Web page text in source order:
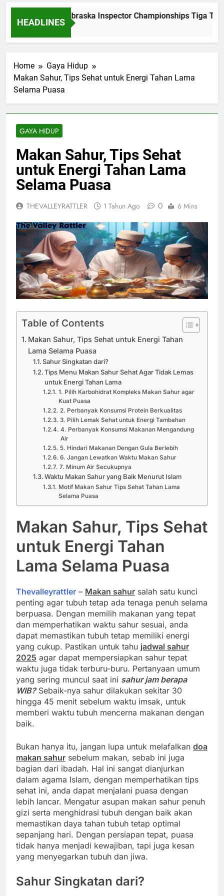
HEADLINES
Dominasi Nebraska Inspector Championships Tiga Tahun
2 Bulan Ago
Home
Gaya Hidup
Makan Sahur, Tips Sehat untuk Energi Tahan Lama
Selama Puasa
GAYA HIDUP
Makan Sahur, Tips Sehat
untuk Energi Tahan Lama
Selama Puasa
THEVALLEYRATTLER 1 Tahun Ago 0 6 Mins
Table of Contents
Makan Sahur, Tips Sehat untuk Energi Tahan
Lama Selama Puasa
Sahur Singkatan dari?
Tips Menu Makan Sahur Sehat Agar Tidak Lemas
untuk Energi Tahan Lama
1. Pilih Karbohidrat Kompleks Makan Sahur agar
Kuat Puasa
2. Perbanyak Konsumsi Protein Berkualitas
3. Pilih Lemak Sehat untuk Energi Tambahan
4. Perbanyak Konsumsi Makanan Mengandung
Air
5. Hindari Makanan Dengan Gula Berlebih
6. Jangan Lewatkan Waktu Makan Sahur
7. Minum Air Secukupnya
Waktu Makan Sahur yang Baik Menurut Islam
Motif Makan Sahur Tips Sehat Tahan Lama
Selama Puasa
Makan Sahur, Tips Sehat
untuk Energi Tahan
Lama Selama Puasa
Thevalleyrattler – Makan sahur salah satu kunci
penting agar tubuh tetap ada tenaga penuh selama
berpuasa. Dengan memilih makanan yang tepat
dan memperhatikan waktu sahur sesuai, anda
dapat memastikan tubuh tetap memiliki energi
yang cukup. Pastikan untuk tahu jadwal sahur
2025 agar dapat mempersiapkan sahur tepat
waktu juga tidak terburu-buru. Pertanyaan umum
yang sering muncul saat ini sahur jam berapa
WIB?Sebaik-nya sahur dilakukan sekitar 30
hingga 45 menit sebelum waktu imsak, untuk
memberi waktu tubuh mencerna makanan dengan
baik.
Bukan hanya itu, jangan lupa untuk melafalkan doa
makan sahur sebelum makan, sebab ini juga
bagian dari ibadah. Hal ini sangat dianjurkan
dalam agama Islam, dengan memperhatikan tips
sehat ini, anda dapat menjalani puasa dengan
lebih lancar. Mengatur asupan makan sahur penuh
gizi serta menghidrasi tubuh dengan baik akan
memastikan daya tahan tubuh tetap optimal
sepanjang hari. Dengan persiapan tepat, puasa
tidak hanya menjadi kewajiban, tapi juga kesan
yang menyegarkan tubuh dan jiwa.
Sahur Singkatan dari?